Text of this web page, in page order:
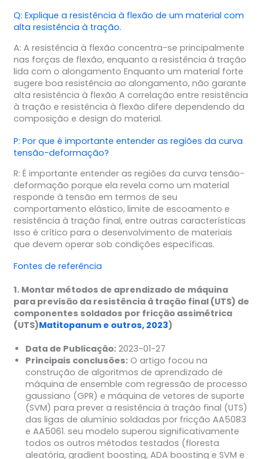
Q: Explique a resistência à flexão de um material com
alta resistência à tração.
A: A resistência à flexão concentra-se principalmente
nas forças de flexão, enquanto a resistência à tração
lida com o alongamento Enquanto um material forte
sugere boa resistência ao alongamento, não garante
alta resistência à flexão A correlação entre resistência
à tração e resistência à flexão difere dependendo da
composição e design do material.
P: Por que é importante entender as regiões da curva
tensão-deformação?
R: É importante entender as regiões da curva tensão-
deformação porque ela revela como um material
responde à tensão em termos de seu
comportamento elástico, limite de escoamento e
resistência à tração final, entre outras características
Isso é crítico para o desenvolvimento de materiais
que devem operar sob condições específicas.
Fontes de referência
1. Montar métodos de aprendizado de máquina
para previsão da resistência à tração final (UTS) de
componentes soldados por fricção assimétrica
(UTS)Matitopanum e outros, 2023)
Data de Publicação:2023-01-27
Principais conclusões:O artigo focou na
construção de algoritmos de aprendizado de
máquina de ensemble com regressão de processo
gaussiano (GPR) e máquina de vetores de suporte
(SVM) para prever a resistência à tração final (UTS)
das ligas de alumínio soldadas por fricção AA5083
e AA5061. seu modelo superou significativamente
todos os outros métodos testados (floresta
aleatória, gradient boosting, ADA boosting e SVM e